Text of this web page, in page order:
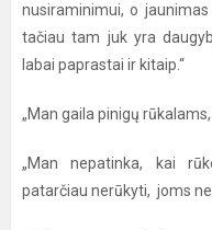
nusiraminimui, o
tačiau tam juk yra
labai paprastai ir kitaip.“
„Man gaila pinigų
„Man nepatinka, kai
patarčiau nerūkyti, joms